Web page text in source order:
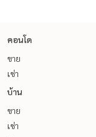
คอนโด
ขาย
เช่า
บ้าน
ขาย
เช่า